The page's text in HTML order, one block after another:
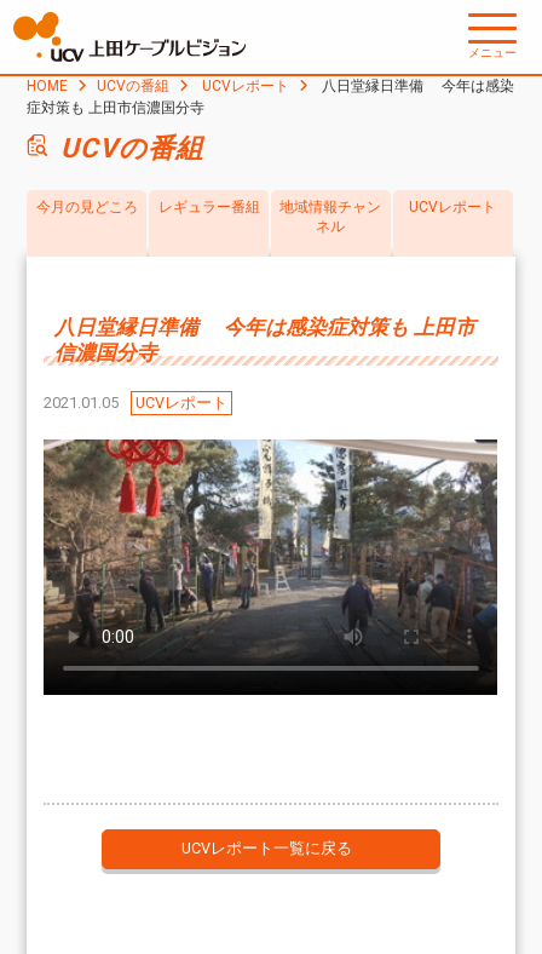
メニュー
HOME UCVの番組 UCVレポート
八日堂縁日準備 今年は感染
症対策も 上田市信濃国分寺
UCVの番組
今月の見どころ レギュラー番組
地域情報チャン
ネル
UCVレポート
八日堂縁日準備 今年は感染症対策も 上田市
信濃国分寺
2021.01.05 UCVレポート
UCVレポート一覧に戻る